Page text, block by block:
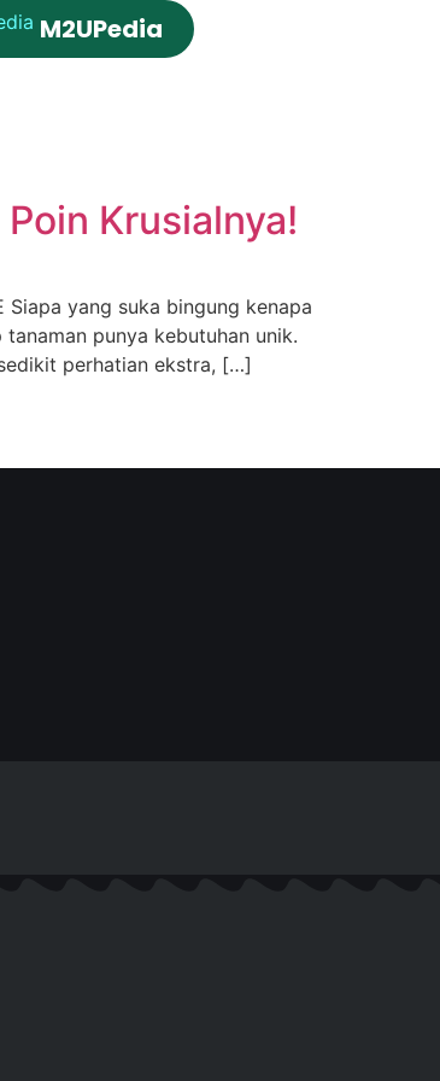
M2UPedia
Krusialnya!
yang suka bingung kenapa
punya kebutuhan unik.
perhatian ekstra, […]